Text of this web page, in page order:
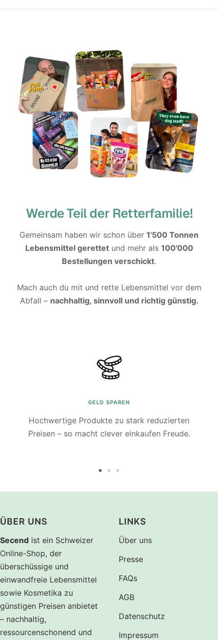
Werde Teil der Retterfamilie!
Gemeinsam haben wir schon über 1'500 Tonnen
Lebensmittel gerettetund mehr als 100'000
Bestellungen verschickt.
Mach auch du mit und rette Lebensmittel vor dem
Abfall – nachhaltig, sinnvoll und richtig günstig.
GELD SPAREN
Hochwertige Produkte zu stark reduzierten
Preisen – so macht clever einkaufen Freude.
SlideSlideSlide
ÜBER UNS
Secend ist ein Schweizer
Online-Shop, der
überschüssige und
einwandfreie Lebensmittel
sowie Kosmetika zu
günstigen Preisen anbietet
– nachhaltig,
ressourcenschonend und
LINKS
Über uns
Presse
FAQs
AGB
Datenschutz
Impressum